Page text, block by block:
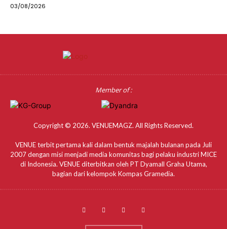
03/08/2026
Member of :
Copyright © 2026. VENUEMAGZ. All Rights Reserved.
VENUE terbit pertama kali dalam bentuk majalah bulanan pada Juli
2007 dengan misi menjadi media komunitas bagi pelaku industri MICE
di Indonesia. VENUE diterbitkan oleh PT Dyamall Graha Utama,
bagian dari kelompok Kompas Gramedia.